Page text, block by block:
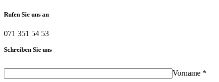
Rufen Sie uns an
071 351 54 53
Schreiben Sie uns
Vorname *